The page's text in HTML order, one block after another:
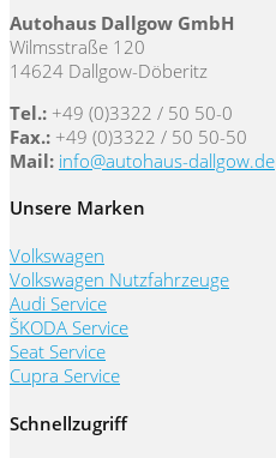
Autohaus Dallgow GmbH
Wilmsstraße 120
14624 Dallgow-Döberitz
Tel.: +49 (0)3322 / 50 50-0
Fax.: +49 (0)3322 / 50 50-50
Mail: info@autohaus-dallgow.de
Unsere Marken
Volkswagen
Volkswagen Nutzfahrzeuge
Audi Service
ŠKODA Service
Seat Service
Cupra Service
Schnellzugriff